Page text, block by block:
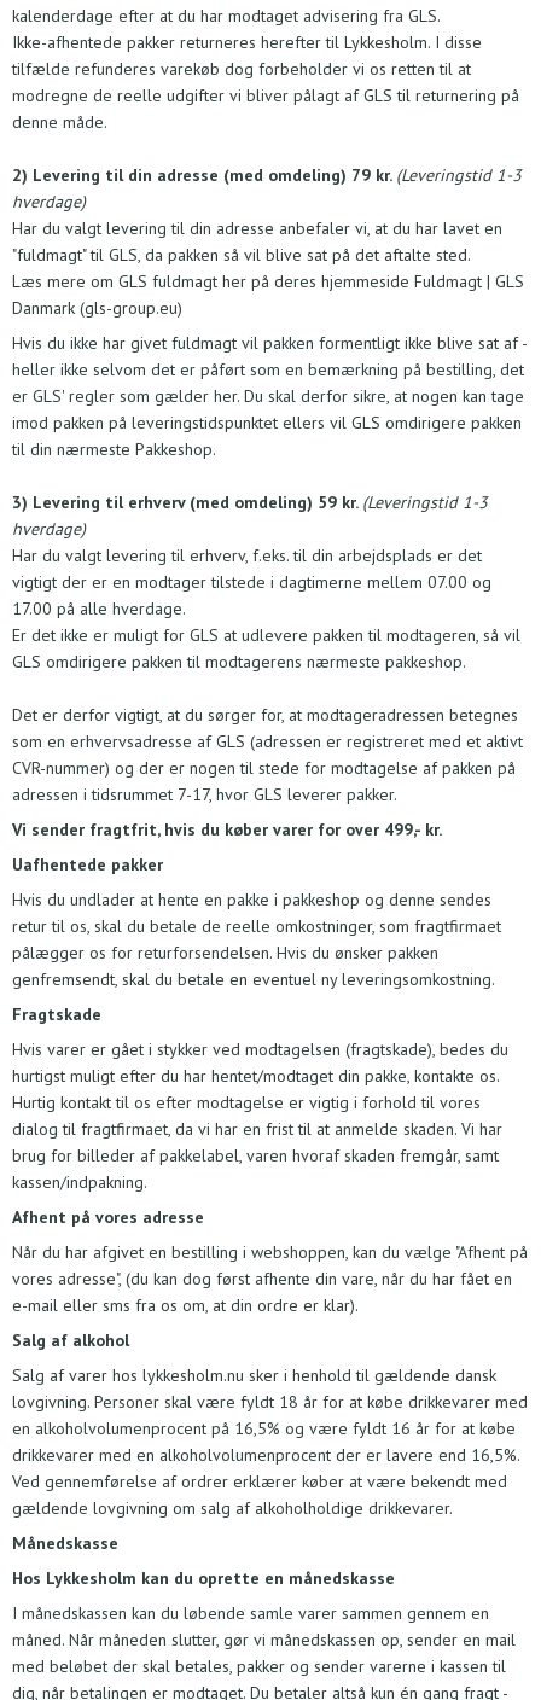
kalenderdage efter at du har modtaget advisering fra GLS.
Ikke-afhentede pakker returneres herefter til Lykkesholm. I disse
tilfælde refunderes varekøb dog forbeholder vi os retten til at
modregne de reelle udgifter vi bliver pålagt af GLS til returnering på
denne måde.
2) Levering til din adresse (med omdeling) 79 kr. (Leveringstid 1-3
hverdage)
Har du valgt levering til din adresse anbefaler vi, at du har lavet en
"fuldmagt" til GLS, da pakken så vil blive sat på det aftalte sted.
Læs mere om GLS fuldmagt her på deres hjemmeside Fuldmagt | GLS
Danmark (gls-group.eu)
Hvis du ikke har givet fuldmagt vil pakken formentligt ikke blive sat af -
heller ikke selvom det er påført som en bemærkning på bestilling, det
er GLS' regler som gælder her. Du skal derfor sikre, at nogen kan tage
imod pakken på leveringstidspunktet ellers vil GLS omdirigere pakken
til din nærmeste Pakkeshop.
3) Levering til erhverv (med omdeling) 59 kr. (Leveringstid 1-3
hverdage)
Har du valgt levering til erhverv, f.eks. til din arbejdsplads er det
vigtigt der er en modtager tilstede i dagtimerne mellem 07.00 og
17.00 på alle hverdage.
Er det ikke er muligt for GLS at udlevere pakken til modtageren, så vil
GLS omdirigere pakken til modtagerens nærmeste pakkeshop.
Det er derfor vigtigt, at du sørger for, at modtageradressen betegnes
som en erhvervsadresse af GLS (adressen er registreret med et aktivt
CVR-nummer) og der er nogen til stede for modtagelse af pakken på
adressen i tidsrummet 7-17, hvor GLS leverer pakker.
Vi sender fragtfrit, hvis du køber varer for over 499,- kr.
Uafhentede pakker
Hvis du undlader at hente en pakke i pakkeshop og denne sendes
retur til os, skal du betale de reelle omkostninger, som fragtfirmaet
pålægger os for returforsendelsen. Hvis du ønsker pakken
genfremsendt, skal du betale en eventuel ny leveringsomkostning.
Fragtskade
Hvis varer er gået i stykker ved modtagelsen (fragtskade), bedes du
hurtigst muligt efter du har hentet/modtaget din pakke, kontakte os.
Hurtig kontakt til os efter modtagelse er vigtig i forhold til vores
dialog til fragtfirmaet, da vi har en frist til at anmelde skaden. Vi har
brug for billeder af pakkelabel, varen hvoraf skaden fremgår, samt
kassen/indpakning.
Afhent på vores adresse
Når du har afgivet en bestilling i webshoppen, kan du vælge "Afhent på
vores adresse", (du kan dog først afhente din vare, når du har fået en
e-mail eller sms fra os om, at din ordre er klar).
Salg af alkohol
Salg af varer hos lykkesholm.nu sker i henhold til gældende dansk
lovgivning. Personer skal være fyldt 18 år for at købe drikkevarer med
en alkoholvolumenprocent på 16,5% og være fyldt 16 år for at købe
drikkevarer med en alkoholvolumenprocent der er lavere end 16,5%.
Ved gennemførelse af ordrer erklærer køber at være bekendt med
gældende lovgivning om salg af alkoholholdige drikkevarer.
Månedskasse
Hos Lykkesholm kan du oprette en månedskasse
I månedskassen kan du løbende samle varer sammen gennem en
måned. Når måneden slutter, gør vi månedskassen op, sender en mail
med beløbet der skal betales, pakker og sender varerne i kassen til
dig, når betalingen er modtaget. Du betaler altså kun én gang fragt -